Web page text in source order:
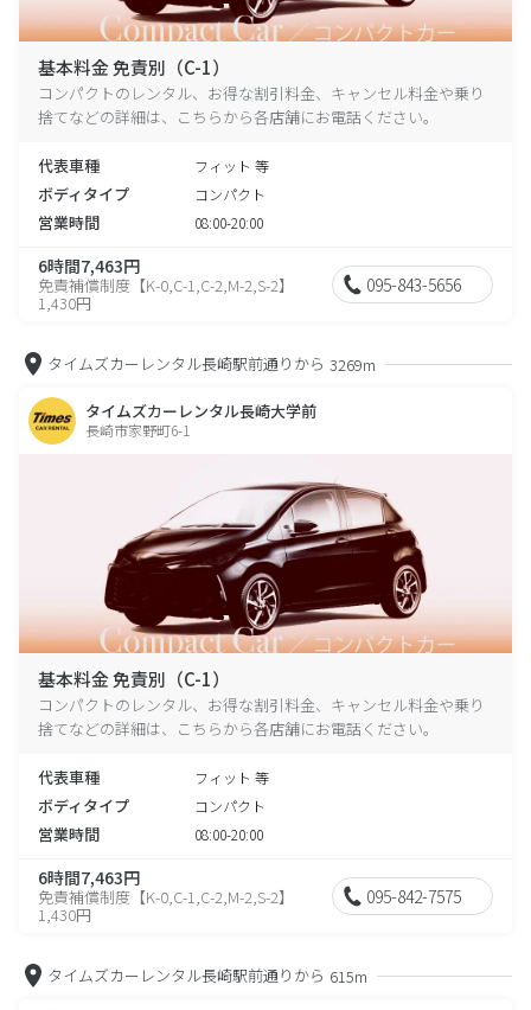
基本料金 免責別（C-1）
コンパクトのレンタル、お得な割引料金、キャンセル料金や乗り
捨てなどの詳細は、こちらから各店舗にお電話ください。
代表車種 フィット 等
ボディタイプ コンパクト
営業時間 08:00-20:00
6時間7,463円
免責補償制度【K-0,C-1,C-2,M-2,S-2】
1,430円
095-843-5656
タイムズカーレンタル長崎駅前通りから 3269m
タイムズカーレンタル長崎大学前
長崎市家野町6-1
基本料金 免責別（C-1）
コンパクトのレンタル、お得な割引料金、キャンセル料金や乗り
捨てなどの詳細は、こちらから各店舗にお電話ください。
代表車種 フィット 等
ボディタイプ コンパクト
営業時間 08:00-20:00
6時間7,463円
免責補償制度【K-0,C-1,C-2,M-2,S-2】
1,430円
095-842-7575
タイムズカーレンタル長崎駅前通りから 615m